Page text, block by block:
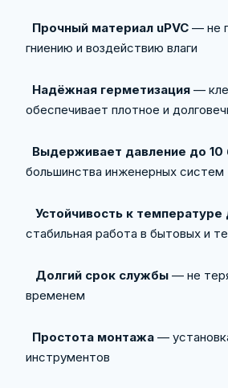
Прочный материал uPVC — не
гниению и воздействию влаги
Надёжная герметизация —
обеспечивает плотное и
Выдерживает давление до 10
большинства инженерных систем
Устойчивость к температуре
стабильная работа в бытовых и
Долгий срок службы — не
временем
Простота монтажа —
инструментов